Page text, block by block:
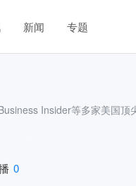
新闻 专题
Insider等多家美国顶
0